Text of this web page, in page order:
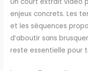
enjeux concrets. Les
et les séquences
d’aboutir sans
reste essentielle pour